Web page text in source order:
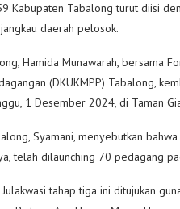
Kabupaten Tabalong turut diisi
daerah pelosok.
Hamida Munawarah, bersama
(DKUKMPP) Tabalong,
1 Desember 2024, di Taman
Syamani, menyebutkan
telah dilaunching 70 pedagang
tahap tiga ini ditujukan